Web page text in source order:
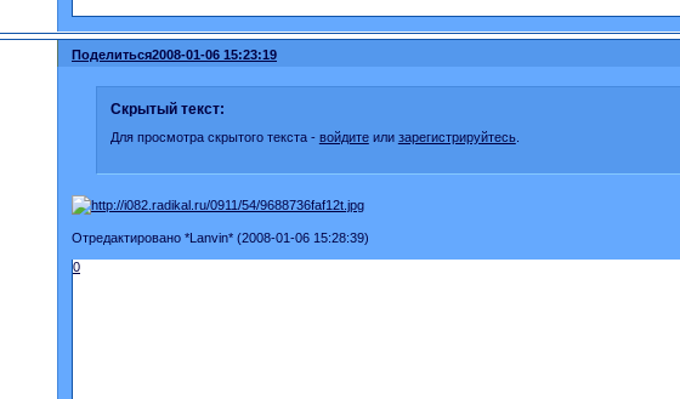
Поделиться2008-01-06 15:23:19
Скрытый текст:
Для просмотра скрытого текста - войдитеили зарегистрируйтесь.
Отредактировано *Lanvin* (2008-01-06 15:28:39)
0